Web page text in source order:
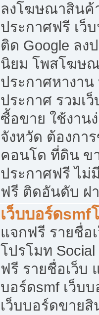
ลงโฆษณาสิน
ประกาศฟรี เว็
ติด Google ลง
นิยม โพสโฆษ
ประกาศหางาน
ประกาศ รวมเ
ซื้อขาย ใช้งาน
จังหวัด ต้องกา
คอนโด ที่ดิน ข
ประกาศฟรี ไม่
ฟรี ติดอันดับ ฝ
เว็บบอร์ดsmf
แจกฟรี รายชื่อ
โปรโมท
ฟรี รายชื่อเว็บ
บอร์ดsmf เว็บ
เว็บบอร์ดขาย